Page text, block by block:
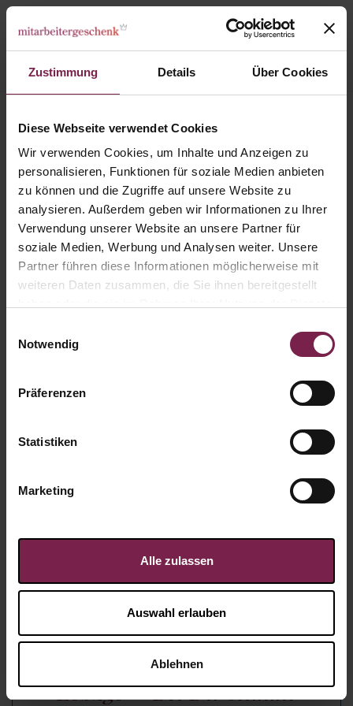
Zustimmung Details Über Cookies
Diese Webseite verwendet Cookies
Wir verwenden Cookies, um Inhalte und Anzeigen zu
personalisieren, Funktionen für soziale Medien anbieten
zu können und die Zugriffe auf unsere Website zu
analysieren. Außerdem geben wir Informationen zu Ihrer
Verwendung unserer Website an unsere Partner für
soziale Medien, Werbung und Analysen weiter. Unsere
Partner führen diese Informationen möglicherweise mit
weiteren Daten zusammen, die Sie ihnen bereitgestellt
Notwendig
Präferenzen
Statistiken
Marketing
Alle zulassen
Auswahl erlauben
Ablehnen
Lob2go – Bei Dir stimmt